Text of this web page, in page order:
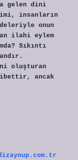
gelen dini
insanların
onun
ilahi eylem
Sıkıntı
oluşturan
ancak